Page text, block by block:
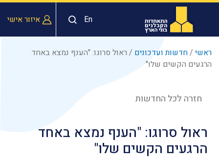
En איזור אישי
ראשי /חדשות ועדכונים / ראול סרוגו: "הענף נמצא באחד
הרגעים הקשים שלו"
חזרה לכל החדשות
ראול סרוגו: "הענף נמצא באחד
הרגעים הקשים שלו"